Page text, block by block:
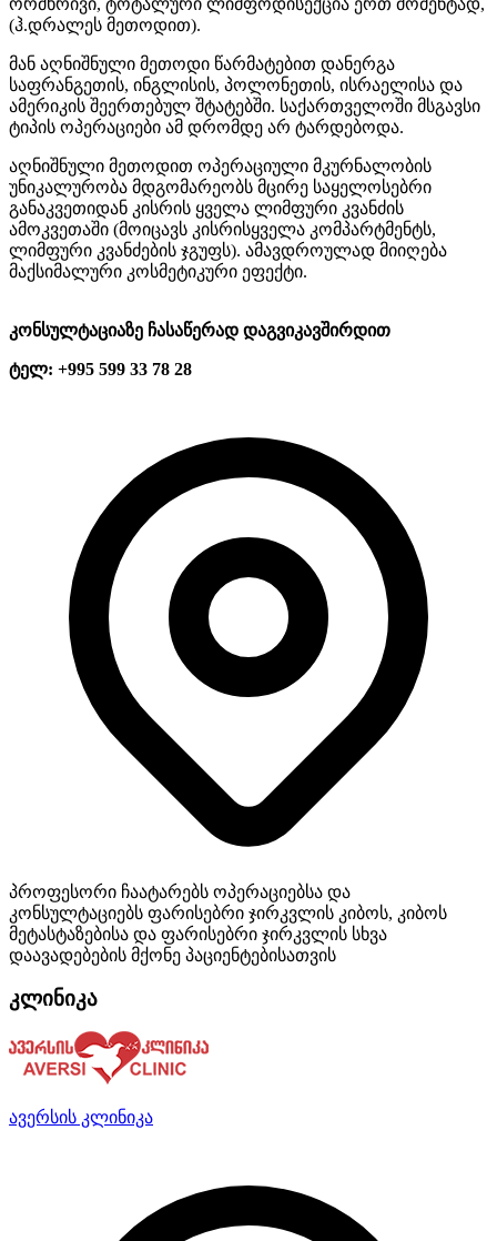
(ჰ.დრალეს მეთოდით).
მან აღნიშნული მეთოდი წარმატებით დანერგა
საფრანგეთის, ინგლისის, პოლონეთის, ისრაელისა და
ამერიკის შეერთებულ შტატებში. საქართველოში მსგავსი
ტიპის ოპერაციები ამ დრომდე არ ტარდებოდა.
აღნიშნული მეთოდით ოპერაციული მკურნალობის
უნიკალურობა მდგომარეობს მცირე საყელოსებრი
განაკვეთიდან კისრის ყველა ლიმფური კვანძის
ამოკვეთაში (მოიცავს კისრისყველა კომპარტმენტს,
ლიმფური კვანძების ჯგუფს). ამავდროულად მიიღება
მაქსიმალური კოსმეტიკური ეფექტი.
კონსულტაციაზე ჩასაწერად დაგვიკავშირდით
ტელ: +995 599 33 78 28
პროფესორი ჩაატარებს ოპერაციებსა და
კონსულტაციებს ფარისებრი ჯირკვლის კიბოს, კიბოს
მეტასტაზებისა და ფარისებრი ჯირკვლის სხვა
დაავადებების მქონე პაციენტებისათვის
კლინიკა
ავერსის კლინიკა